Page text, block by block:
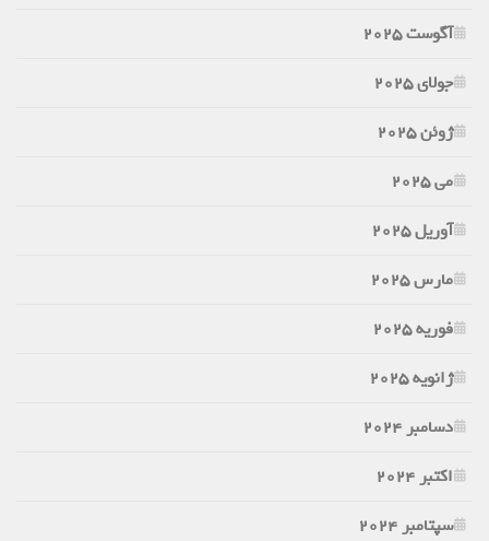
آگوست 2025
جولای 2025
ژوئن 2025
می 2025
آوریل 2025
مارس 2025
فوریه 2025
ژانویه 2025
دسامبر 2024
اکتبر 2024
سپتامبر 2024